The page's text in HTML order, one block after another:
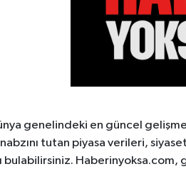
genelindeki en güncel
tutan piyasa verileri,
Haberinyoksa.com,